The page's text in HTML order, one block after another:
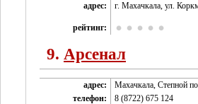
адрес: г. Махачкала, ул.
рейтинг:
9. Арсенал
адрес:
Махачкала, Степной
телефон:
8 (8722) 675 124